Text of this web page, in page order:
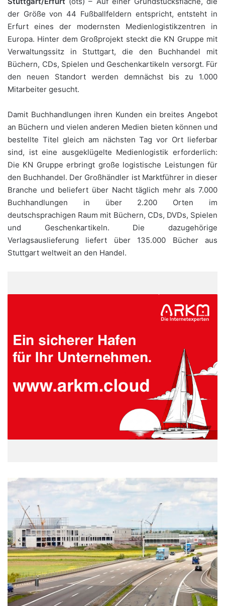
der Größe von 44 Fußballfeldern entspricht, entsteht in
Erfurt eines der modernsten Medienlogistikzentren in
Europa. Hinter dem Großprojekt steckt die KN Gruppe mit
Verwaltungssitz in Stuttgart, die den Buchhandel mit
Büchern, CDs, Spielen und Geschenkartikeln versorgt. Für
den neuen Standort werden demnächst bis zu 1.000
Mitarbeiter gesucht.
Damit Buchhandlungen ihren Kunden ein breites Angebot
an Büchern und vielen anderen Medien bieten können und
bestellte Titel gleich am nächsten Tag vor Ort lieferbar
sind, ist eine ausgeklügelte Medienlogistik erforderlich:
Die KN Gruppe erbringt große logistische Leistungen für
den Buchhandel. Der Großhändler ist Marktführer in dieser
Branche und beliefert über Nacht täglich mehr als 7.000
Buchhandlungen in über 2.200 Orten im
deutschsprachigen Raum mit Büchern, CDs, DVDs, Spielen
und Geschenkartikeln. Die dazugehörige
Verlagsauslieferung liefert über 135.000 Bücher aus
Stuttgart weltweit an den Handel.